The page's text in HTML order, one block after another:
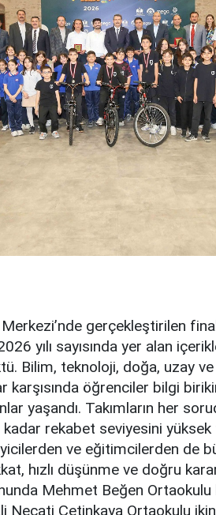
gerçekleştirilen
yılı sayısında yer alan
Bilim, teknoloji, doğa, uzay
karşısında öğrenciler bilgi
yaşandı. Takımların her
kadar rekabet seviyesini
ve eğitimcilerden de
hızlı düşünme ve doğru
Mehmet Beğen
Necati Çetinkaya Ortaokulu